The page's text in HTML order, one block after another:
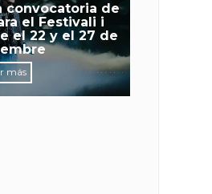
convocatoria de
el Festivali i
el 22 y el 27 de
más